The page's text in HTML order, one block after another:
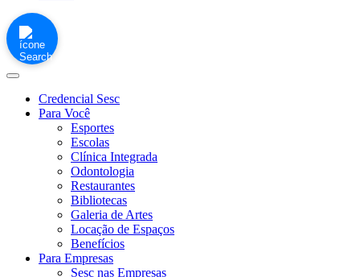
Credencial Sesc
Para Você
Esportes
Escolas
Clínica Integrada
Odontologia
Restaurantes
Bibliotecas
Galeria de Artes
Locação de Espaços
Benefícios
Para Empresas
Sesc nas Empresas